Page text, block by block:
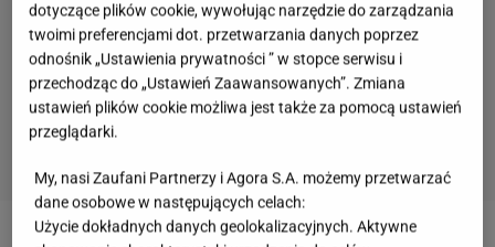
dotyczące plików cookie, wywołując narzędzie do zarządzania
twoimi preferencjami dot. przetwarzania danych poprzez
odnośnik „Ustawienia prywatności ” w stopce serwisu i
przechodząc do „Ustawień Zaawansowanych”. Zmiana
ustawień plików cookie możliwa jest także za pomocą ustawień
przeglądarki.
My, nasi Zaufani Partnerzy i Agora S.A. możemy przetwarzać
dane osobowe w następujących celach:
Użycie dokładnych danych geolokalizacyjnych. Aktywne